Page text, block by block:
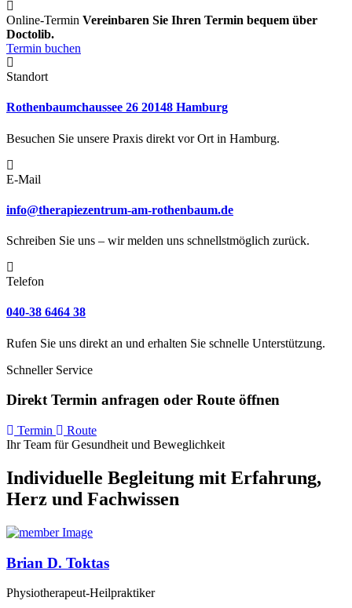
Online-Termin Vereinbaren Sie Ihren Termin bequem über
Doctolib.
Termin buchen
Standort
Rothenbaumchaussee 26 20148 Hamburg
Besuchen Sie unsere Praxis direkt vor Ort in Hamburg.
E-Mail
info@therapiezentrum-am-rothenbaum.de
Schreiben Sie uns – wir melden uns schnellstmöglich zurück.
Telefon
040-38 6464 38
Rufen Sie uns direkt an und erhalten Sie schnelle Unterstützung.
Schneller Service
Direkt Termin anfragen oder Route öffnen
Termin
Route
Ihr Team für Gesundheit und Beweglichkeit
Individuelle Begleitung mit Erfahrung,
Herz und Fachwissen
Brian D. Toktas
Physiotherapeut-Heilpraktiker